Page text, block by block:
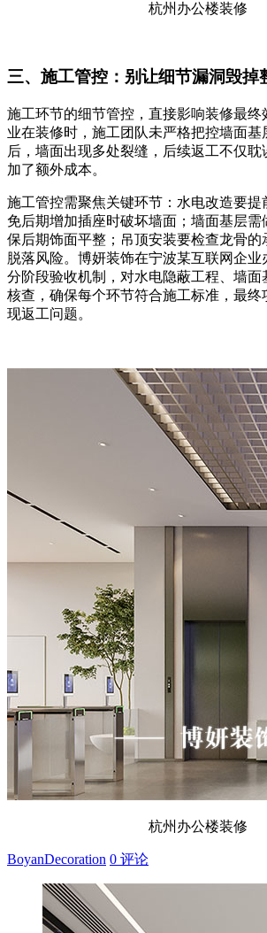
杭州办公楼装修
三、施工管控：别让细节漏洞毁掉
施工环节的细节管控，直接影响装修最终
业在装修时，施工团队未严格把控墙面基
后，墙面出现多处裂缝，后续返工不仅耽
加了额外成本。
施工管控需聚焦关键环节：水电改造要提
免后期增加插座时破坏墙面；墙面基层需
保后期饰面平整；吊顶安装要检查龙骨的
脱落风险。博妍装饰在宁波某互联网企业
分阶段验收机制，对水电隐蔽工程、墙面
核查，确保每个环节符合施工标准，最终
现返工问题。
杭州办公楼装修
BoyanDecoration 0 评论